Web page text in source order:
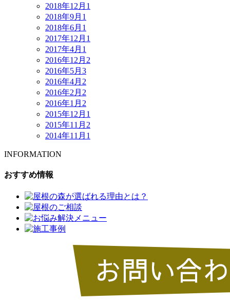
2018年12月 1
2018年9月 1
2018年6月 1
2017年12月 1
2017年4月 1
2016年12月 2
2016年5月 3
2016年4月 2
2016年2月 2
2016年1月 2
2015年12月 1
2015年11月 2
2014年11月 1
INFORMATION
おすすめ情報